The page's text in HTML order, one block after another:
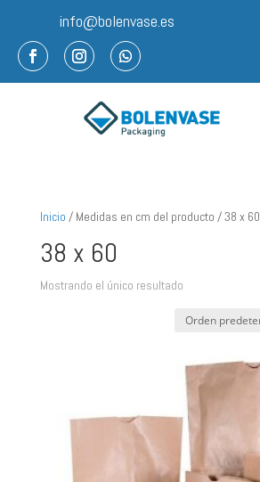
info@bolenvase.es
Inicio / Medidas en cm del producto / 38 x 60
38 x 60
Mostrando el único resultado